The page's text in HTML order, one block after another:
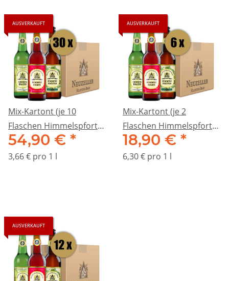
AUSVERKAUFT
Mix-Kartont (je 10
Flaschen Himmelspforte,
Himmelskräuter,
Gurkenbrause)
54,90 € *
3,66 € pro 1 l
AUSVERKAUFT
Mix-Kartont (je 2
Flaschen Himmelspforte,
Himmelskräuter,
Gurkenbrause)
18,90 € *
6,30 € pro 1 l
AUSVERKAUFT